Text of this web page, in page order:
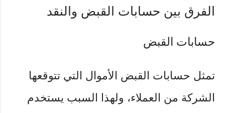
الفرق بين حسابات القبض والنقد
حسابات القبض
تمثل حسابات القبض الأموال التي تتوقعها
الشركة من العملاء، ولهذا السبب يستخدم